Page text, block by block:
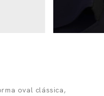
oval clássica,